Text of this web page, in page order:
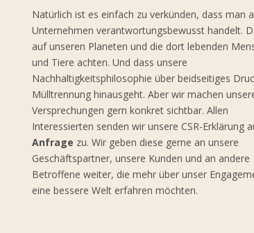
Natürlich ist es einfach zu verkünden, dass man
Unternehmen verantwortungsbewusst handelt.
auf unseren Planeten und die dort lebenden
und Tiere achten. Und dass unsere
Nachhaltigkeitsphilosophie über beidseitiges
Mülltrennung hinausgeht. Aber wir machen
Versprechungen gern konkret sichtbar. Allen
Interessierten senden wir unsere CSR-Erklärung
Anfrage zu. Wir geben diese gerne an unsere
Geschäftspartner, unsere Kunden und an andere
Betroffene weiter, die mehr über unser
eine bessere Welt erfahren möchten.